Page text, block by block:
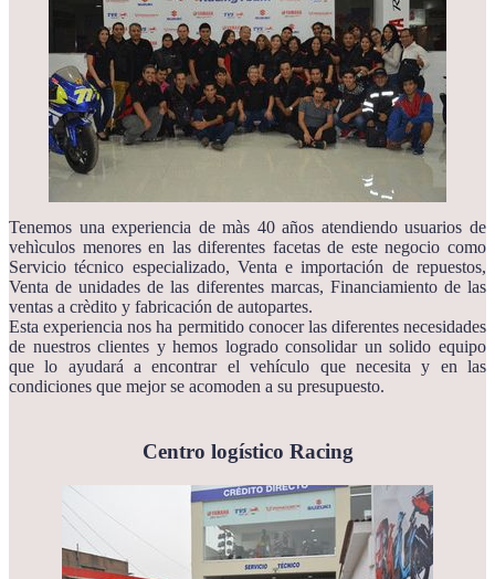
Tenemos una experiencia de màs 40 años atendiendo usuarios de
vehìculos menores en las diferentes facetas de este negocio como
Servicio técnico especializado, Venta e importación de repuestos,
Venta de unidades de las diferentes marcas, Financiamiento de las
ventas a crèdito y fabricación de autopartes.
Esta experiencia nos ha permitido conocer las diferentes necesidades
de nuestros clientes y hemos logrado consolidar un solido equipo
que lo ayudará a encontrar el vehículo que necesita y en las
condiciones que mejor se acomoden a su presupuesto.
Centro logístico Racing